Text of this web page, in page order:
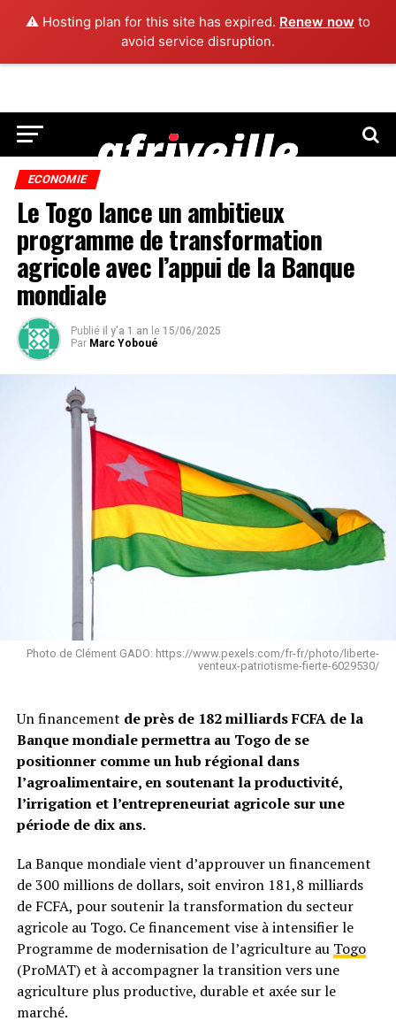
⚠️ Hosting plan for this site has expired. Renew now to
avoid service disruption.
ECONOMIE
Le Togo lance un ambitieux
programme de transformation
agricole avec l’appui de la Banque
mondiale
Publié il y'a 1 an le 15/06/2025
Par Marc Yoboué
Photo de Clément GADO: https://www.pexels.com/fr-fr/photo/liberte-
venteux-patriotisme-fierte-6029530/
Un financement de près de 182 milliards FCFA de la
Banque mondiale permettra au Togo de se
positionner comme un hub régional dans
l’agroalimentaire, en soutenant la productivité,
l’irrigation et l’entrepreneuriat agricole sur une
période de dix ans.
La Banque mondiale vient d’approuver un financement
de 300 millions de dollars, soit environ 181,8 milliards
de FCFA, pour soutenir la transformation du secteur
agricole au Togo. Ce financement vise à intensifier le
Programme de modernisation de l’agriculture au Togo
(ProMAT) et à accompagner la transition vers une
agriculture plus productive, durable et axée sur le
marché.